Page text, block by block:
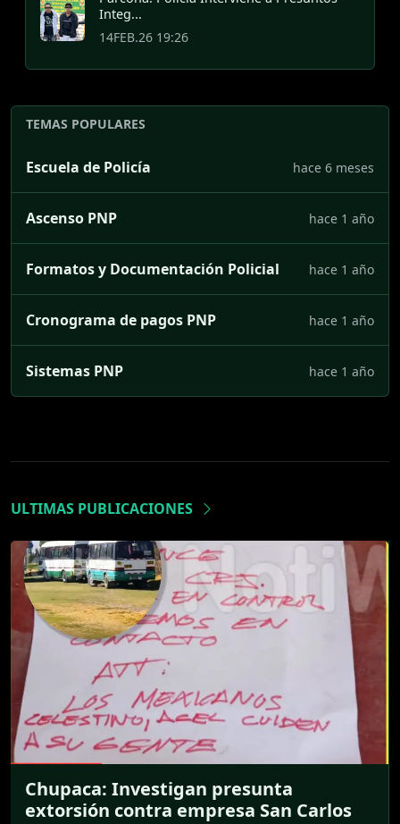
Integ...
14FEB.26 19:26
TEMAS POPULARES
Escuela de Policía hace 6 meses
Ascenso PNP hace 1 año
Formatos y Documentación Policial hace 1 año
Cronograma de pagos PNP hace 1 año
Sistemas PNP hace 1 año
ULTIMAS PUBLICACIONES
Chupaca: Investigan presunta
extorsión contra empresa San Carlos